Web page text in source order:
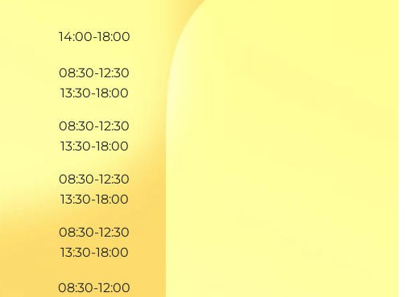
14:00-18:00
08:30-12:30
13:30-18:00
08:30-12:30
13:30-18:00
08:30-12:30
13:30-18:00
08:30-12:30
13:30-18:00
08:30-12:00